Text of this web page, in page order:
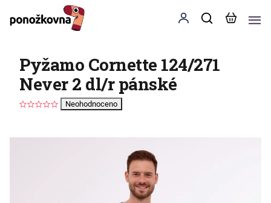
Pyžamo Cornette 124/271
Never 2 dl/r pánské
Neohodnoceno